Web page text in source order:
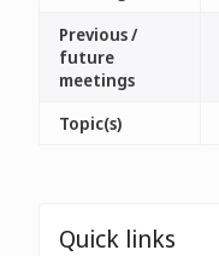
Previous /
future
meetings
Topic(s)
Quick links